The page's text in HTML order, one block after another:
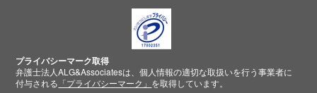
プライバシーマーク取得
弁護士法人ALG&Associatesは、個人情報の適切な取扱いを行う事業者に
付与される 「プライバシーマーク」 を取得しています。